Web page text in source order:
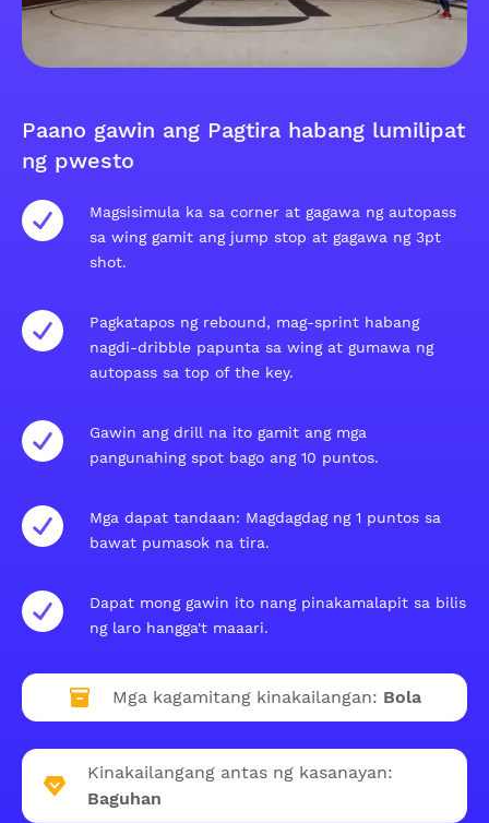
Paano gawin ang Pagtira habang lumilipat
ng pwesto
Magsisimula ka sa corner at gagawa ng autopass
sa wing gamit ang jump stop at gagawa ng 3pt
shot.
Pagkatapos ng rebound, mag-sprint habang
nagdi-dribble papunta sa wing at gumawa ng
autopass sa top of the key.
Gawin ang drill na ito gamit ang mga
pangunahing spot bago ang 10 puntos.
Mga dapat tandaan: Magdagdag ng 1 puntos sa
bawat pumasok na tira.
Dapat mong gawin ito nang pinakamalapit sa bilis
ng laro hangga't maaari.
Mga kagamitang kinakailangan: Bola
Kinakailangang antas ng kasanayan:
Baguhan